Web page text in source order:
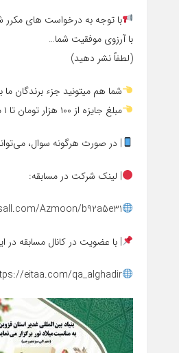
با توجه به درخواست های مکرر شما
با آرزوی موفقیت شما…
(لطفاً نشر دهید)
شما هم میتونید جزء برندگان ما
مبلغ جایزه از ۱۰۰ هزار تومان تا ۱ میلیون تومان
| در صورت هرگونه سوال، می‌توانید با شماره
| لینک شرکت در مسابقه:
Azmoon/b92a5e31
| با عضویت در کانال مسابقه در
eitaa.com/qa_alghadir